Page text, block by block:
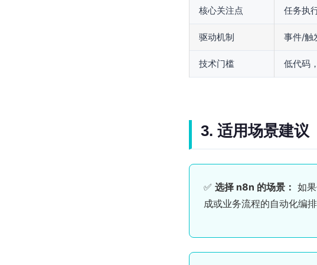
核心关注点 任务执
驱动机制 事件/触
技术门槛 低代码
3. 适用场景建议
✅ 选择 n8n 的场景： 如
成或业务流程的自动化编